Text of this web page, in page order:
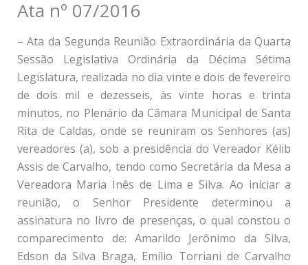
Ata nº 07/2016
– Ata da Segunda Reunião Extraordinária da Quarta
Sessão Legislativa Ordinária da Décima Sétima
Legislatura, realizada no dia vinte e dois de fevereiro
de dois mil e dezesseis, às vinte horas e trinta
minutos, no Plenário da Câmara Municipal de Santa
Rita de Caldas, onde se reuniram os Senhores (as)
vereadores (a), sob a presidência do Vereador Kélib
Assis de Carvalho, tendo como Secretária da Mesa a
Vereadora Maria Inês de Lima e Silva. Ao iniciar a
reunião, o Senhor Presidente determinou a
assinatura no livro de presenças, o qual constou o
comparecimento de: Amarildo Jerônimo da Silva,
Edson da Silva Braga, Emílio Torriani de Carvalho